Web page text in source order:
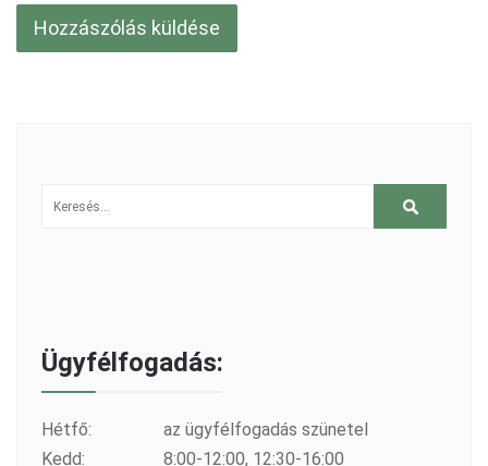
Ügyfélfogadás:
Hétfő:
az ügyfélfogadás szünetel
Kedd:
8:00-12:00, 12:30-16:00